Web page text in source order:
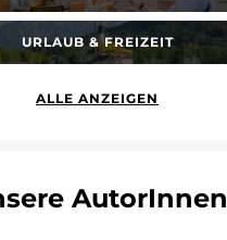
URLAUB & FREIZEIT
ALLE ANZEIGEN
AutorInnen